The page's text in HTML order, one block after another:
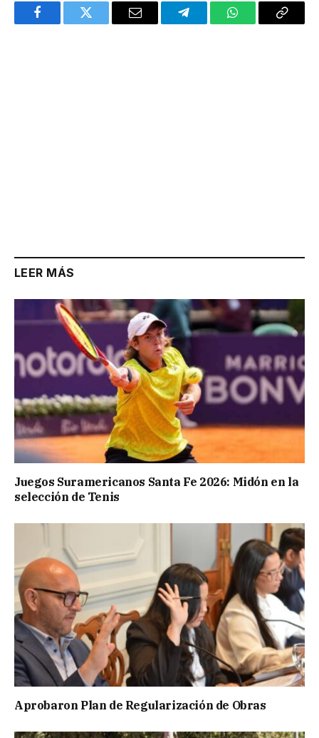
FacebookTwitter Email TelegramWhatsAppCopy
LEER MÁS
Juegos Suramericanos Santa Fe 2026: Midón en la
selección de Tenis
Aprobaron Plan de Regularización de Obras